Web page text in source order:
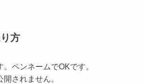
方
ペンネームでOKです。
開されません。